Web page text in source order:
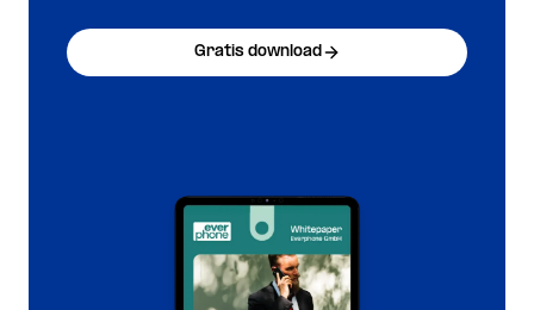
Gratis download